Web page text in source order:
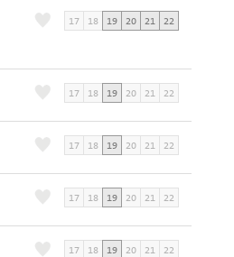
17 18 19 20 21 22
17 18 19 20 21 22
17 18 19 20 21 22
17 18 19 20 21 22
17 18 19 20 21 22